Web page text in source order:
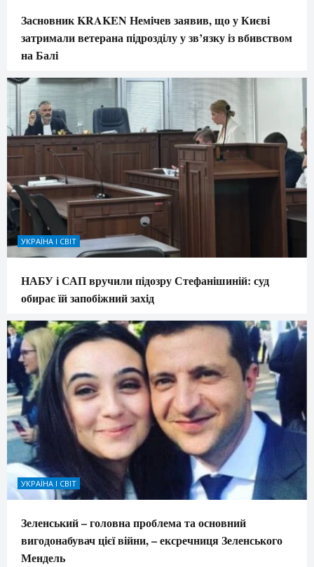
Засновник KRAKEN Немічев заявив, що у Києві
затримали ветерана підрозділу у зв’язку із вбивством
на Балі
УКРАЇНА І СВІТ
НАБУ і САП вручили підозру Стефанішиній: суд
обирає їй запобіжний захід
УКРАЇНА І СВІТ
Зеленський – головна проблема та основний
вигодонабувач цієї війни, – ексречниця Зеленського
Мендель